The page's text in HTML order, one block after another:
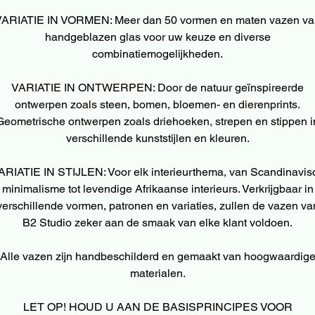
IN VORMEN: Meer dan 50 vormen en maten vazen
handgeblazen glas voor uw keuze en diverse
combinatiemogelijkheden.
VARIATIE IN ONTWERPEN: Door de natuur geïnspireerde
ontwerpen zoals steen, bomen, bloemen- en dierenprints.
ontwerpen zoals driehoeken, strepen en stippen
verschillende kunststijlen en kleuren.
IN STIJLEN: Voor elk interieurthema, van
minimalisme tot levendige Afrikaanse interieurs. Verkrijgbaar in
vormen, patronen en variaties, zullen de vazen
B2 Studio zeker aan de smaak van elke klant voldoen.
Alle vazen zijn handbeschilderd en gemaakt van hoogwaardige
materialen.
LET OP! HOUD U AAN DE BASISPRINCIPES VOOR